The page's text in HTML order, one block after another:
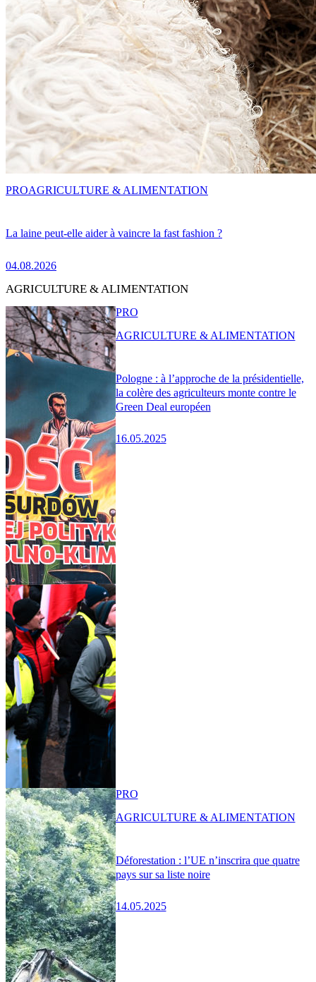
La laine peut-elle aider à vaincre la fast fashion ?
04.08.2026
PROAGRICULTURE & ALIMENTATION
AGRICULTURE & ALIMENTATION
Pologne : à l’approche de la présidentielle,
la colère des agriculteurs monte contre le
Green Deal européen
16.05.2025
PRO
AGRICULTURE & ALIMENTATION
Déforestation : l’UE n’inscrira que quatre
pays sur sa liste noire
14.05.2025
PRO
AGRICULTURE & ALIMENTATION